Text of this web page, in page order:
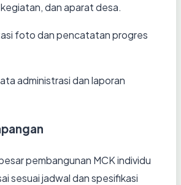
dan aparat desa.
foto dan pencatatan progres
administrasi dan laporan
pembangunan MCK individu
sesuai jadwal dan spesifikasi